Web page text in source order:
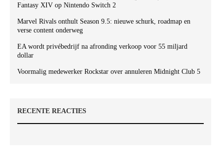
Fantasy XIV op Nintendo Switch 2
Marvel Rivals onthult Season 9.5: nieuwe schurk, roadmap en
verse content onderweg
EA wordt privébedrijf na afronding verkoop voor 55 miljard
dollar
Voormalig medewerker Rockstar over annuleren Midnight Club 5
RECENTE REACTIES